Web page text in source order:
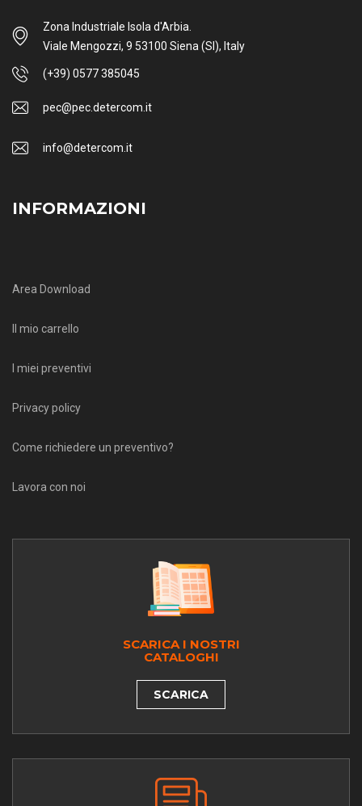
Zona Industriale Isola d'Arbia.
Viale Mengozzi, 9 53100 Siena (SI), Italy
(+39) 0577 385045
pec@pec.detercom.it
info@detercom.it
INFORMAZIONI
Area Download
Il mio carrello
I miei preventivi
Privacy policy
Come richiedere un preventivo?
Lavora con noi
SCARICA I NOSTRI
CATALOGHI
SCARICA